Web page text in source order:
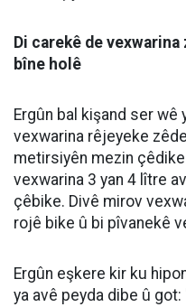
Di carekê de
bîne holê
Ergûn bal kişand ser wê
vexwarina rêjeyeke
metirsiyên mezin
vexwarina 3 yan 4 lître
çêbike. Divê mirov
rojê bike û bi pîvanekê
Ergûn eşkere kir ku
ya avê peyda dibe û